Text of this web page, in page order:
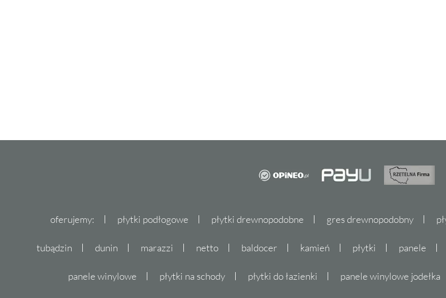
oferujemy: płytki podłogowe płytki drewnopodobne gres drewnopodobny
tubądzin dunin marazzi netto baldocer kamień płytki panele
panele winylowe płytki na schody płytki do łazienki panele winylowe jodełka